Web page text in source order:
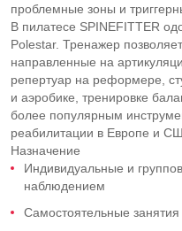
проблемные зоны и
В пилатесе SPINEFITTER
Polestar. Тренажер
направленные на
репертуар на реформере,
и аэробике, тренировке
более популярным
реабилитации в Европе и
Назначение
Индивидуальные и
наблюдением
Самостоятельные